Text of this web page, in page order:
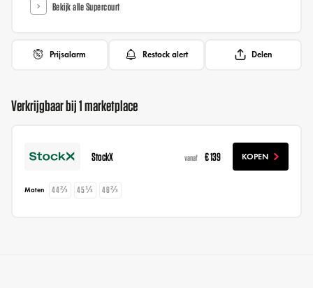
Bekijk alle Supercourt
Prijsalarm Restock alert Delen
Verkrijgbaar bij 1 marketplace
StockX vanaf € 139 KOPEN
Maten 44⅔ 45⅓ 46⅔